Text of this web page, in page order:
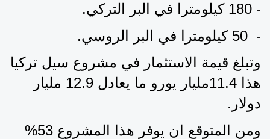
- 180 كيلومترا في البر التركي.
-  50 كيلومترا في البر الروسي.
دولار.